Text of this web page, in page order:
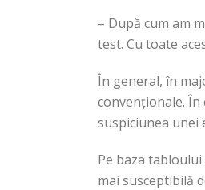
– După cum am
test. Cu toate
În general, în
convenționale.
suspiciunea unei
Pe baza
mai susceptibilă